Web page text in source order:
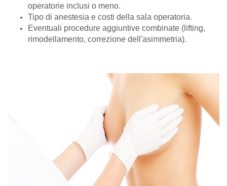
operatorie inclusi o meno.
Tipo di anestesia e costi della sala operatoria.
Eventuali procedure aggiuntive combinate (lifting,
rimodellamento, correzione dell'asimmetria).